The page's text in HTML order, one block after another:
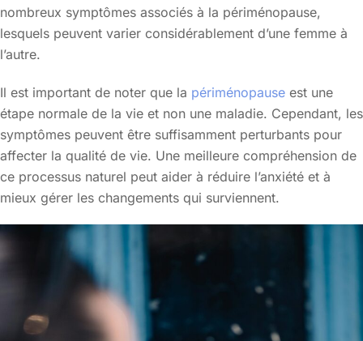
nombreux symptômes associés à la périménopause,
lesquels peuvent varier considérablement d’une femme à
l’autre.
Il est important de noter que la périménopause est une
étape normale de la vie et non une maladie. Cependant, les
symptômes peuvent être suffisamment perturbants pour
affecter la qualité de vie. Une meilleure compréhension de
ce processus naturel peut aider à réduire l’anxiété et à
mieux gérer les changements qui surviennent.